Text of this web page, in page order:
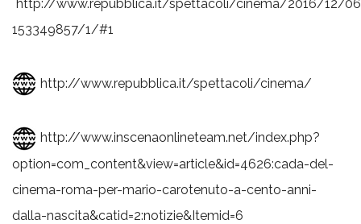
http://www.repubblica.it/spettacoli/cinema/2016/12/
153349857/1/#1
http://www.repubblica.it/spettacoli/cinema/
http://www.inscenaonlineteam.net/index.php?
option=com_content&view=article&id=4626:cada-del-
cinema-roma-per-mario-carotenuto-a-cento-anni-
dalla-nascita&catid=2:notizie&Itemid=6